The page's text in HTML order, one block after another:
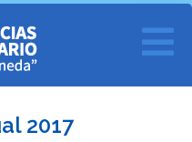
2017